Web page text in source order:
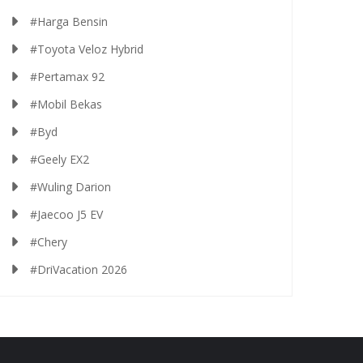
#Harga Bensin
#Toyota Veloz Hybrid
#Pertamax 92
#Mobil Bekas
#Byd
#Geely EX2
#Wuling Darion
#Jaecoo J5 EV
#Chery
#DriVacation 2026